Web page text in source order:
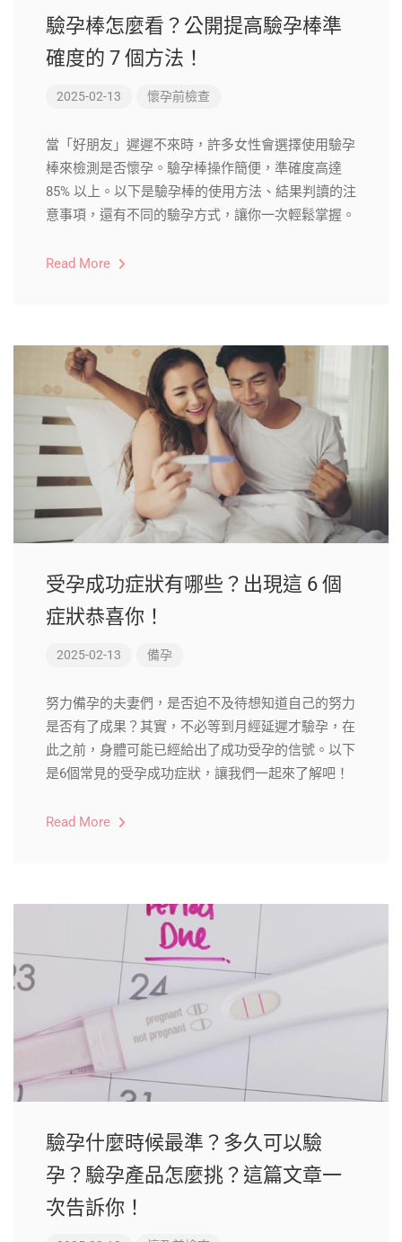
驗孕棒怎麼看？公開提高驗孕棒準
確度的 7 個方法！
2025-02-13 懷孕前檢查
當「好朋友」遲遲不來時，許多女性會選擇使用驗孕
棒來檢測是否懷孕。驗孕棒操作簡便，準確度高達
85% 以上。以下是驗孕棒的使用方法、結果判讀的注
意事項，還有不同的驗孕方式，讓你一次輕鬆掌握。
Read More
受孕成功症狀有哪些？出現這 6 個
症狀恭喜你！
2025-02-13 備孕
努力備孕的夫妻們，是否迫不及待想知道自己的努力
是否有了成果？其實，不必等到月經延遲才驗孕，在
此之前，身體可能已經給出了成功受孕的信號。以下
是6個常見的受孕成功症狀，讓我們一起來了解吧！
Read More
驗孕什麼時候最準？多久可以驗
孕？驗孕產品怎麼挑？這篇文章一
次告訴你！